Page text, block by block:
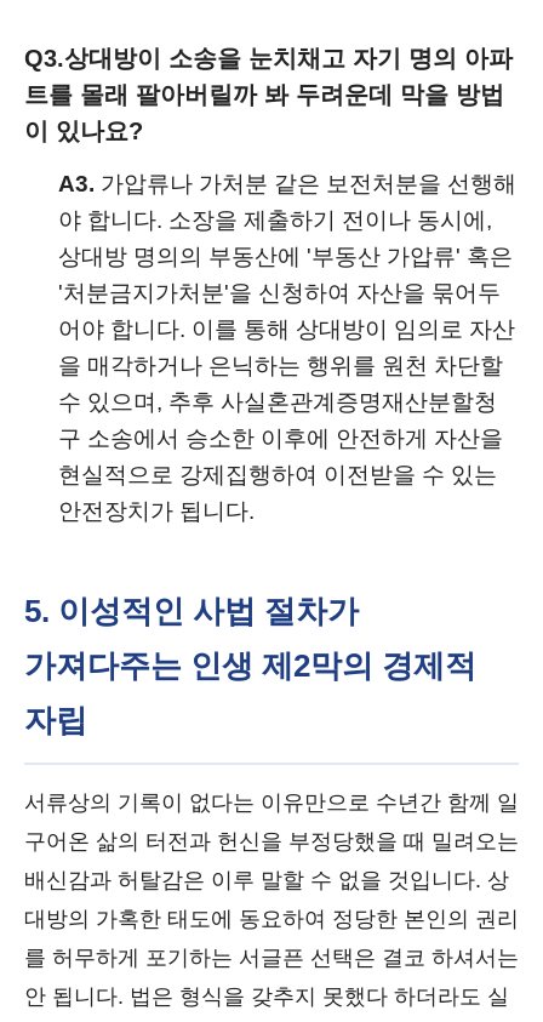
Q3.상대방이 소송을 눈치채고 자기 명의 아파
트를 몰래 팔아버릴까 봐 두려운데 막을 방법
이 있나요?
A3. 가압류나 가처분 같은 보전처분을 선행해
야 합니다. 소장을 제출하기 전이나 동시에,
상대방 명의의 부동산에 '부동산 가압류' 혹은
'처분금지가처분'을 신청하여 자산을 묶어두
어야 합니다. 이를 통해 상대방이 임의로 자산
을 매각하거나 은닉하는 행위를 원천 차단할
수 있으며, 추후 사실혼관계증명재산분할청
구 소송에서 승소한 이후에 안전하게 자산을
현실적으로 강제집행하여 이전받을 수 있는
안전장치가 됩니다.
5. 이성적인 사법 절차가
가져다주는 인생 제2막의 경제적
자립
서류상의 기록이 없다는 이유만으로 수년간 함께 일
구어온 삶의 터전과 헌신을 부정당했을 때 밀려오는
배신감과 허탈감은 이루 말할 수 없을 것입니다. 상
대방의 가혹한 태도에 동요하여 정당한 본인의 권리
를 허무하게 포기하는 서글픈 선택은 결코 하셔서는
안 됩니다. 법은 형식을 갖추지 못했다 하더라도 실